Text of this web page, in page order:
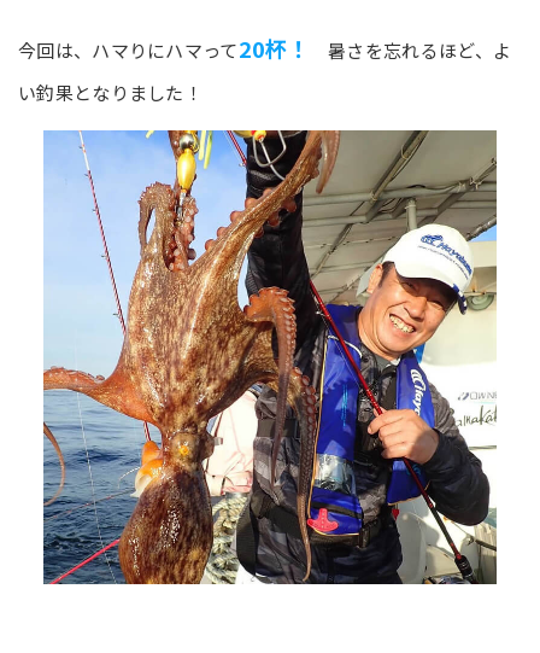
今回は、ハマりにハマって20杯！
暑さを忘れるほど、よ
い釣果となりました！